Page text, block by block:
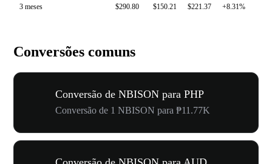
3 meses
$290.80 $150.21 $221.37 +8.31%
Conversões comuns
Conversão de NBISON para PHP
Conversão de 1 NBISON para ₱11.77K